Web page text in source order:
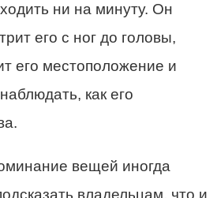
ни на минуту. Он
его с ног до головы,
его местоположение и
как его
вещей иногда
владельцам, что и